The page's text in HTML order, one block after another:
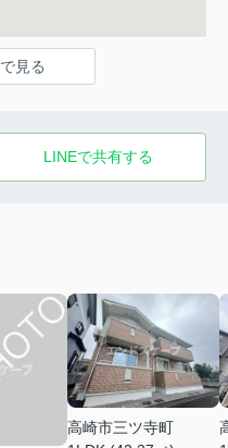
見る
LINEで共有する
高崎市三ツ寺町